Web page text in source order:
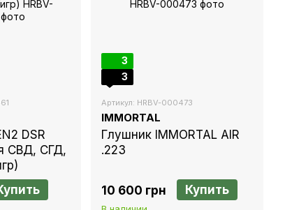
DSR
СВД, СГД,
3
3
Артикул: HRBV-000473
IMMORTAL
Глушник IMMORTAL AIR
.223
10 600 грн Купить